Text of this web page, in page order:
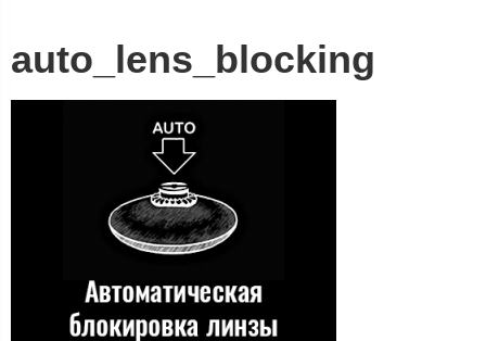
auto_lens_blocking